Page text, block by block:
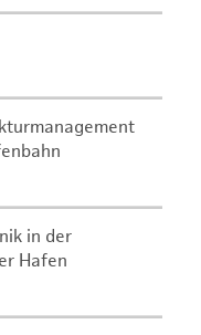
in der
Hafen